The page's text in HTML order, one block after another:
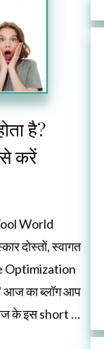
है?
करें
World
दोस्तों, स्वागत
Optimization
आज का ब्लॉग आप
के इस short …